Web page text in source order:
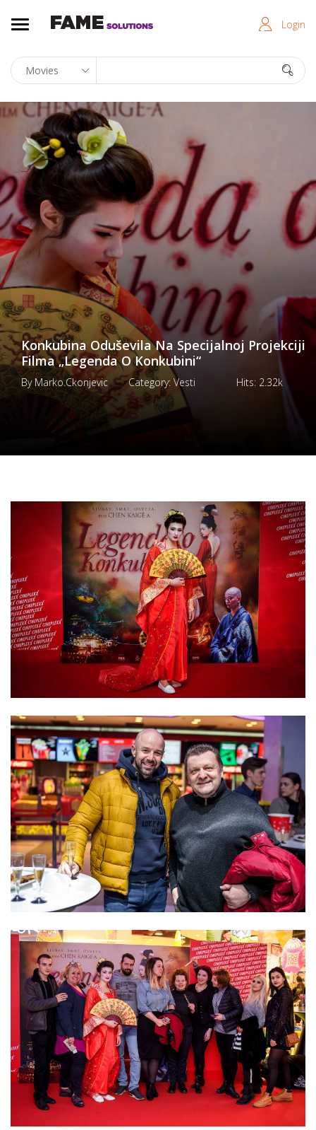
Login
Konkubina Oduševila Na Specijalnoj Projekciji
Filma „Legenda O Konkubini“
ByMarko.ckonjevic Category: Vesti Hits: 2.32k